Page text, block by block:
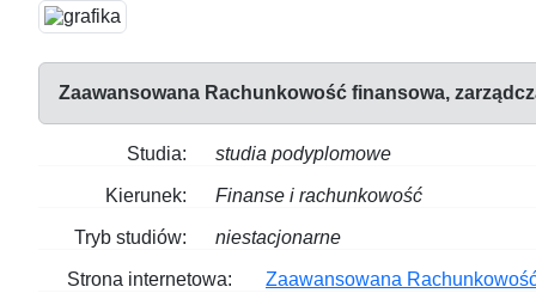
Zaawansowana Rachunkowość finansowa,
Studia: studia podyplomowe
Kierunek: Finanse i rachunkowość
Tryb studiów: niestacjonarne
Strona internetowa: Zaawansowana